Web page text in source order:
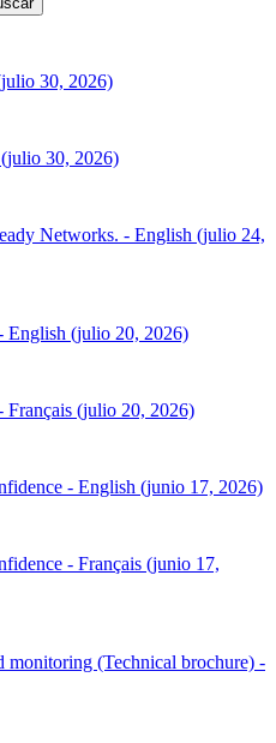
30, 2026)
(julio 30, 2026)
Networks. - English (julio 24,
English (julio 20, 2026)
Français (julio 20, 2026)
- English (junio 17, 2026)
- Français (junio 17,
monitoring (Technical brochure) -